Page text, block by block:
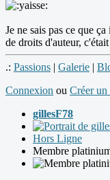
Je ne sais pas ce que
de droits d'auteur,
.: Passions | Galerie |
Connexion ou Créer un
gillesF78
Hors Ligne
Membre